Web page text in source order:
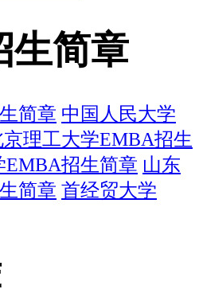
生简章
简章 中国人民大学
京理工大学EMBA招生
EMBA招生简章 山东
简章 首经贸大学